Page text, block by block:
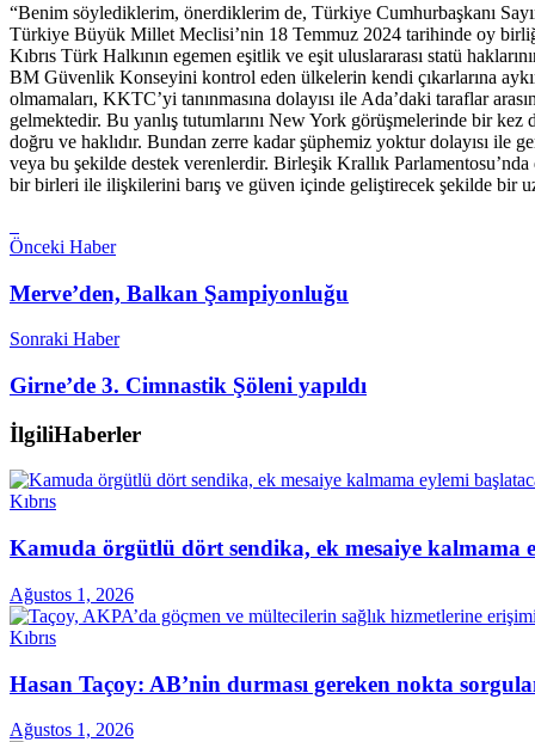
“Benim söylediklerim, önerdiklerim de, Türkiye Cumhurbaşkanı
Türkiye Büyük Millet Meclisi’nin 18 Temmuz 2024 tarihinde oy
Kıbrıs Türk Halkının egemen eşitlik ve eşit uluslararası statü
BM Güvenlik Konseyini kontrol eden ülkelerin kendi çıkarlarına
olmamaları, KKTC’yi tanınmasına dolayısı ile Ada’daki taraflar
gelmektedir. Bu yanlış tutumlarını New York görüşmelerinde bir
doğru ve haklıdır. Bundan zerre kadar şüphemiz yoktur dolayısı ile
veya bu şekilde destek verenlerdir. Birleşik Krallık
bir birleri ile ilişkilerini barış ve güven içinde geliştirecek şekilde bir
Önceki Haber
Merve’den, Balkan Şampiyonluğu
Sonraki Haber
Girne’de 3. Cimnastik Şöleni yapıldı
İlgiliHaberler
Kıbrıs
Kamuda örgütlü dört sendika, ek mesaiye kalmama
Ağustos 1, 2026
Kıbrıs
Hasan Taçoy: AB’nin durması gereken nokta
Ağustos 1, 2026